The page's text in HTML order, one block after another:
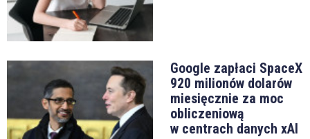
Google zapłaci SpaceX
920 milionów dolarów
miesięcznie za moc
obliczeniową
w centrach danych xAI